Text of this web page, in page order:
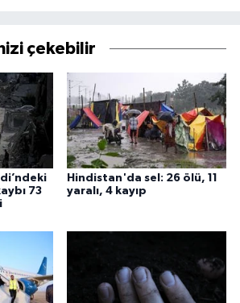
çekebilir
73
Hindistan'da sel: 26 ölü, 11
yaralı, 4 kayıp